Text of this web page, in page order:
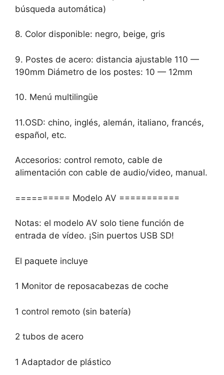
búsqueda automática)
8. Color disponible: negro, beige, gris
9. Postes de acero: distancia ajustable 110 —
190mm Diámetro de los postes: 10 — 12mm
10. Menú multilingüe
11.OSD: chino, inglés, alemán, italiano, francés,
español, etc.
Accesorios: control remoto, cable de
alimentación con cable de audio/video, manual.
========== Modelo AV ===========
Notas: el modelo AV solo tiene función de
entrada de vídeo. ¡Sin puertos USB SD!
El paquete incluye
1 Monitor de reposacabezas de coche
1 control remoto (sin batería)
2 tubos de acero
1 Adaptador de plástico